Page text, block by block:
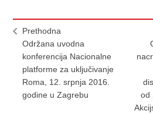
Prethodna
Održana uvodna
konferencija Nacionalne
platforme za uključivanje
Roma, 12. srpnja 2016.
godine u Zagrebu
od